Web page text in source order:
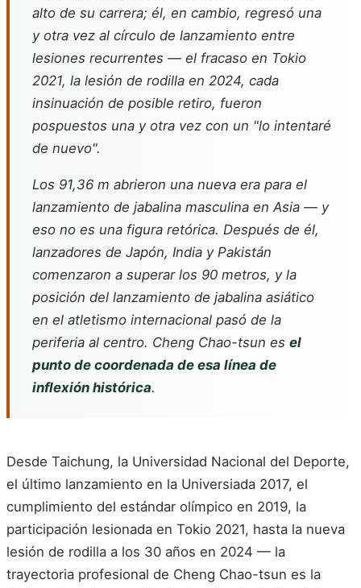
alto de su carrera; él, en cambio, regresó una
y otra vez al círculo de lanzamiento entre
lesiones recurrentes — el fracaso en Tokio
2021, la lesión de rodilla en 2024, cada
insinuación de posible retiro, fueron
pospuestos una y otra vez con un "lo intentaré
de nuevo".
Los 91,36 m abrieron una nueva era para el
lanzamiento de jabalina masculina en Asia — y
eso no es una figura retórica. Después de él,
lanzadores de Japón, India y Pakistán
comenzaron a superar los 90 metros, y la
posición del lanzamiento de jabalina asiático
en el atletismo internacional pasó de la
periferia al centro. Cheng Chao-tsun es el
punto de coordenada de esa línea de
inflexión histórica.
Desde Taichung, la Universidad Nacional del Deporte,
el último lanzamiento en la Universiada 2017, el
cumplimiento del estándar olímpico en 2019, la
participación lesionada en Tokio 2021, hasta la nueva
lesión de rodilla a los 30 años en 2024 — la
trayectoria profesional de Cheng Chao-tsun es la